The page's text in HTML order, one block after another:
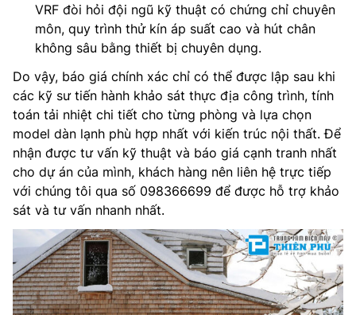
VRF đòi hỏi đội ngũ kỹ thuật có chứng chỉ chuyên
môn, quy trình thử kín áp suất cao và hút chân
không sâu bằng thiết bị chuyên dụng.
Do vậy, báo giá chính xác chỉ có thể được lập sau khi
các kỹ sư tiến hành khảo sát thực địa công trình, tính
toán tải nhiệt chi tiết cho từng phòng và lựa chọn
model dàn lạnh phù hợp nhất với kiến trúc nội thất. Để
nhận được tư vấn kỹ thuật và báo giá cạnh tranh nhất
cho dự án của mình, khách hàng nên liên hệ trực tiếp
với chúng tôi qua số 098366699 để được hỗ trợ khảo
sát và tư vấn nhanh nhất.